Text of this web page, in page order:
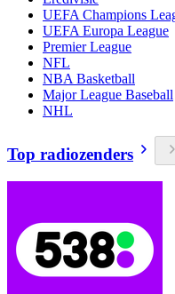
UEFA Champions
UEFA Europa League
Premier League
NFL
NBA Basketball
Major League Baseball
NHL
Top radiozenders